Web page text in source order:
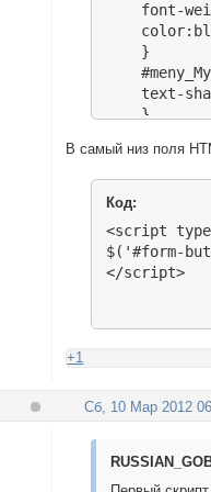
var
"http://
"http://
"http://
"http://
"http://
"http://
"http://
"http://
"http://
</
font-
    }
text-
    }
border:
margin-
right:
top:
<script>
var
В самый низ поля
Код:
<script
$('#form-
</script>
+1
Сб, 10 Мар 2012